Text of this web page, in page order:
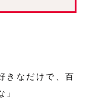
きなだけで、百
」